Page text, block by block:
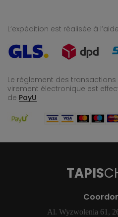
L’expédition est réalisée à
Le règlement des
virement électronique est
de PayU
TAPIS
Al. Wyzwolenia 61,